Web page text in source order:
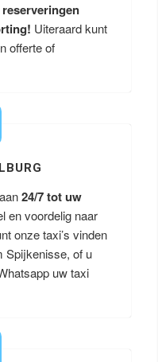
Uiteraard kunt
offerte of
24/7 tot uw
en voordelig naar
onze taxi’s vinden
Spijkenisse, of u
uw taxi